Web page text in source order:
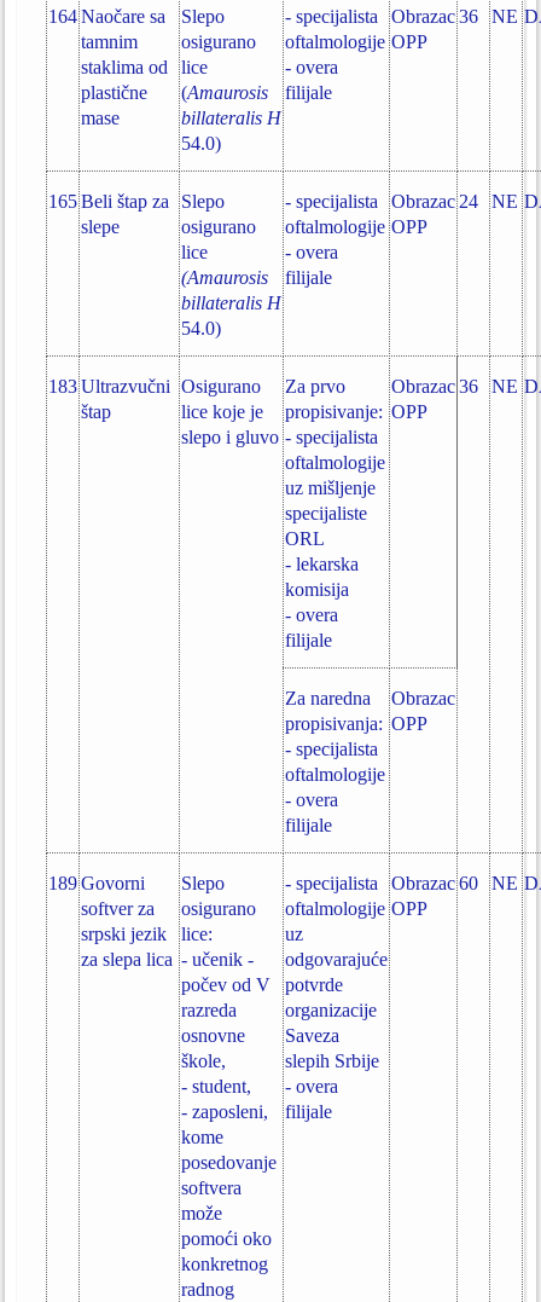
164 Naočare sa
tamnim
staklima od
plastične
mase
Slepo
osigurano
lice
(Amaurosis
billateralis H
54.0)
- specijalista
oftalmologije
- overa
filijale
Obrazac
OPP
36 NE
165 Beli štap za
slepe
Slepo
osigurano
lice
(Amaurosis
billateralis H
54.0)
- specijalista
oftalmologije
- overa
filijale
Obrazac
OPP
24 NE
183 Ultrazvučni
štap
Osigurano
lice koje je
slepo i gluvo
Za prvo
propisivanje:
- specijalista
oftalmologije
uz mišljenje
specijaliste
ORL
- lekarska
komisija
- overa
filijale
Obrazac
OPP
36 NE
Za naredna
propisivanja:
- specijalista
oftalmologije
- overa
filijale
Obrazac
OPP
189 Govorni
softver za
srpski jezik
za slepa lica
Slepo
osigurano
lice:
- učenik -
počev od V
razreda
osnovne
škole,
- student,
- zaposleni,
kome
posedovanje
softvera
može
pomoći oko
konkretnog
radnog
- specijalista
oftalmologije
uz
odgovarajuće
potvrde
organizacije
Saveza
slepih Srbije
- overa
filijale
Obrazac
OPP
60 NE